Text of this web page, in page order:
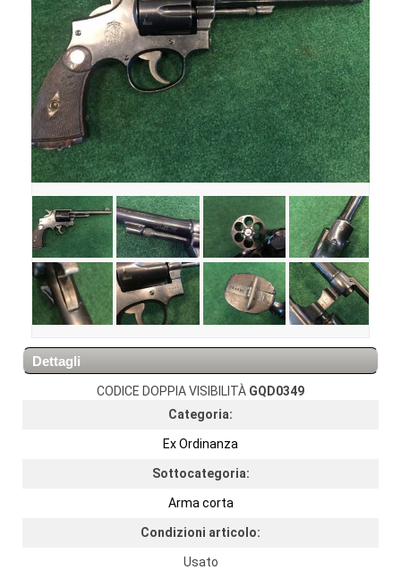
Dettagli
CODICE DOPPIA VISIBILITÀ GQD0349
Categoria:
Ex Ordinanza
Sottocategoria:
Arma corta
Condizioni articolo:
Usato